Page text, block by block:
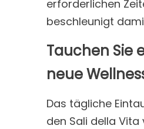
erforderlichen
beschleunigt
Tauchen Sie
neue
Das tägliche
den Sali della Vita